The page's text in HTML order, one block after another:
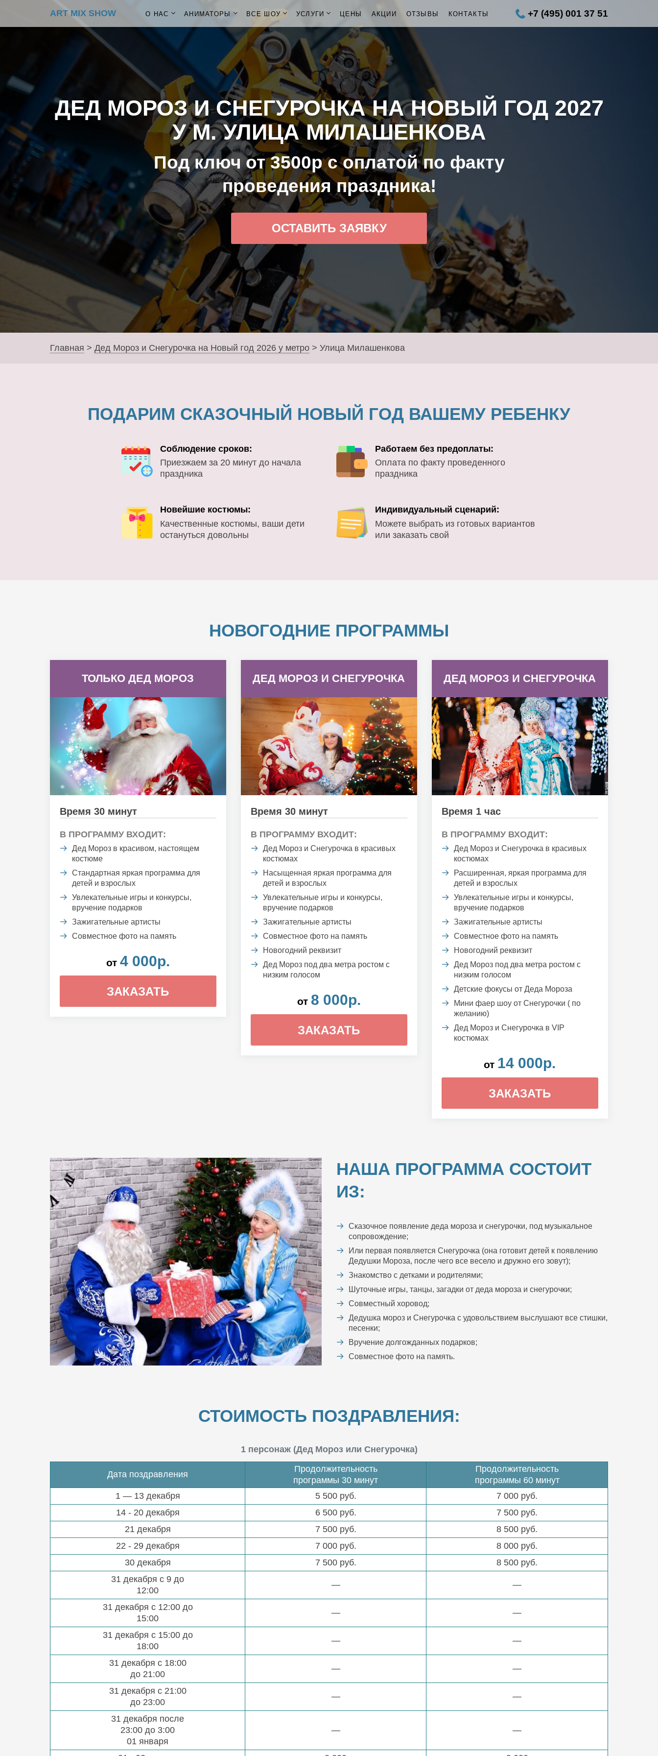
ART MIX SHOW О НАС АНИМАТОРЫ ВСЕ ШОУ УСЛУГИ ЦЕНЫ АКЦИИ ОТЗЫВЫ КОНТАКТЫ +7 (495) 001 37 51
ДЕД МОРОЗ И СНЕГУРОЧКА НА НОВЫЙ ГОД 2027
У М. УЛИЦА МИЛАШЕНКОВА
Под ключ от 3500р с оплатой по факту
проведения праздника!
ОСТАВИТЬ ЗАЯВКУ
Главная > Дед Мороз и Снегурочка на Новый год 2026 у метро > Улица Милашенкова
ПОДАРИМ СКАЗОЧНЫЙ НОВЫЙ ГОД ВАШЕМУ РЕБЕНКУ
Соблюдение сроков:
Приезжаем за 20 минут до начала
праздника
Работаем без предоплаты:
Оплата по факту проведенного
праздника
Новейшие костюмы:
Качественные костюмы, ваши дети
остануться довольны
Индивидуальный сценарий:
Можете выбрать из готовых вариантов
или заказать свой
НОВОГОДНИЕ ПРОГРАММЫ
ТОЛЬКО ДЕД МОРОЗ
Время 30 минут
В ПРОГРАММУ ВХОДИТ:
Дед Мороз в красивом, настоящем
костюме
Стандартная яркая программа для
детей и взрослых
Увлекательные игры и конкурсы,
вручение подарков
Зажигательные артисты
Совместное фото на память
от 4 000р.
ЗАКАЗАТЬ
ДЕД МОРОЗ И СНЕГУРОЧКА
Время 30 минут
В ПРОГРАММУ ВХОДИТ:
Дед Мороз и Снегурочка в красивых
костюмах
Насыщенная яркая программа для
детей и взрослых
Увлекательные игры и конкурсы,
вручение подарков
Зажигательные артисты
Совместное фото на память
Новогодний реквизит
Дед Мороз под два метра ростом с
низким голосом
от 8 000р.
ЗАКАЗАТЬ
ДЕД МОРОЗ И СНЕГУРОЧКА
Время 1 час
В ПРОГРАММУ ВХОДИТ:
Дед Мороз и Снегурочка в красивых
костюмах
Расширенная, яркая программа для
детей и взрослых
Увлекательные игры и конкурсы,
вручение подарков
Зажигательные артисты
Совместное фото на память
Новогодний реквизит
Дед Мороз под два метра ростом с
низким голосом
Детские фокусы от Деда Мороза
Мини фаер шоу от Снегурочки ( по
желанию)
Дед Мороз и Снегурочка в VIP
костюмах
от 14 000р.
ЗАКАЗАТЬ
НАША ПРОГРАММА СОСТОИТ
ИЗ:
Сказочное появление деда мороза и снегурочки, под музыкальное
сопровождение;
Или первая появляется Снегурочка (она готовит детей к появлению
Дедушки Мороза, после чего все весело и дружно его зовут);
Знакомство с детками и родителями;
Шуточные игры, танцы, загадки от деда мороза и снегурочки;
Совместный хоровод;
Дедушка мороз и Снегурочка с удовольствием выслушают все стишки,
песенки;
Вручение долгожданных подарков;
Совместное фото на память.
СТОИМОСТЬ ПОЗДРАВЛЕНИЯ:
1 персонаж (Дед Мороз или Снегурочка)
Дата поздравления
Продолжительность
программы 30 минут
Продолжительность
программы 60 минут
1 — 13 декабря
5 500 руб.
7 000 руб.
14 - 20 декабря
6 500 руб.
7 500 руб.
21 декабря
7 500 руб.
8 500 руб.
22 - 29 декабря
7 000 руб.
8 000 руб.
30 декабря
7 500 руб.
8 500 руб.
31 декабря с 9 до
12:00
— —
31 декабря с 12:00 до
15:00
— —
31 декабря с 15:00 до
18:00
— —
31 декабря с 18:00
до 21:00
— —
31 декабря с 21:00
до 23:00
— —
31 декабря после
23:00 до 3:00
01 января
— —